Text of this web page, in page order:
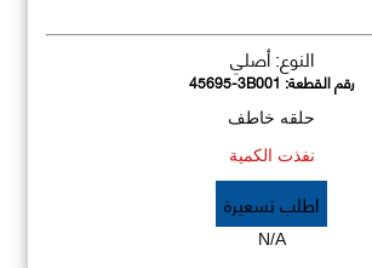
النوع: أصلي
رقم القطعة:45695-3B001
حلقه خاطف
نفذت الكمية
اطلب تسعيرة
N/A